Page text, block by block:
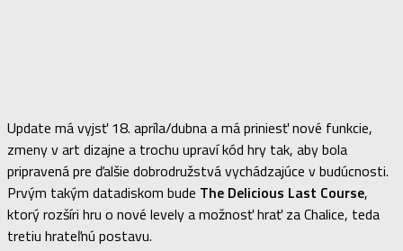
Update má vyjsť 18. apríla/dubna a má priniesť nové funkcie,
zmeny v art dizajne a trochu upraví kód hry tak, aby bola
pripravená pre ďalšie dobrodružstvá vychádzajúce v budúcnosti.
Prvým takým datadiskom bude The Delicious Last Course,
ktorý rozšíri hru o nové levely a možnosť hrať za Chalice, teda
tretiu hrateľnú postavu.